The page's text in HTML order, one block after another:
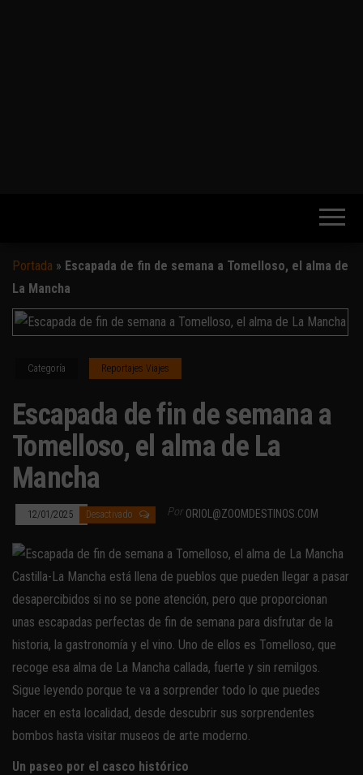
Portada » Escapada de fin de semana a Tomelloso, el alma de
La Mancha
Categoría Reportajes Viajes
Escapada de fin de semana a
Tomelloso, el alma de La
Mancha
12/01/2025 Desactivado Por ORIOL@ZOOMDESTINOS.COM
Castilla-La Mancha está llena de pueblos que pueden llegar a pasar
desapercibidos si no se pone atención, pero que proporcionan
unas escapadas perfectas de fin de semana para disfrutar de la
historia, la gastronomía y el vino. Uno de ellos es Tomelloso, que
recoge esa alma de La Mancha callada, fuerte y sin remilgos.
Sigue leyendo porque te va a sorprender todo lo que puedes
hacer en esta localidad, desde descubrir sus sorprendentes
bombos hasta visitar museos de arte moderno.
Un paseo por el casco histórico